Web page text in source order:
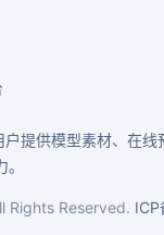
提供模型素材、在线
Rights Reserved. ICP